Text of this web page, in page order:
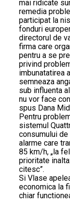
mai ridicate
remedia
participat la
fonduri
directorul de
firma care
pentru a se
privind
imbunatatirea
semneaza
sub influenta
nu vor face
spus Dana
Pentru
sistemul
consumului
alarme care
85 km/h, „la
prioritate
citesc”.
Si Vlase
economica la
chiar